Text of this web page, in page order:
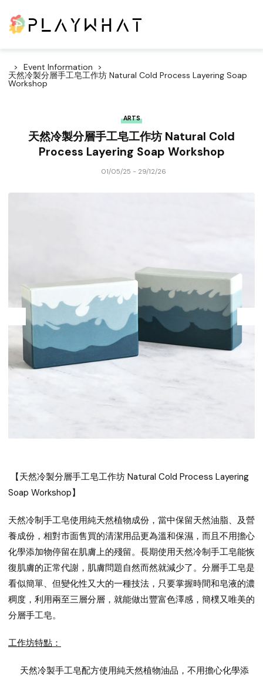
Event Information
天然冷製分層手工皂工作坊 Natural Cold Process Layering Soap
Workshop
ARTS
天然冷製分層手工皂工作坊 Natural Cold
Process Layering Soap Workshop
01/05/25 - 29/12/26
【天然冷製分層手工皂工作坊 Natural Cold Process Layering
Soap Workshop】
天然冷制手工皂使用純天然植物成份，當中保留天然油脂、及營
養成份，相對市面售買的清潔用品更為溫和保濕，而且不用擔心
化學添加物停留在肌膚上的殘留。長期使用天然冷制手工皂能恢
復肌膚的正常代謝，肌膚問題自然而然就減少了。分層手工皂是
看似簡單、但變化性又大的一種技法，只要掌握時間和皂液的濃
稠度，利用兩至三層分層，就能做出豐富色澤感，簡樸又唯美的
分層手工皂。
工作坊特點：
天然冷製手工皂配方使用純天然植物油品，不用擔心化學添